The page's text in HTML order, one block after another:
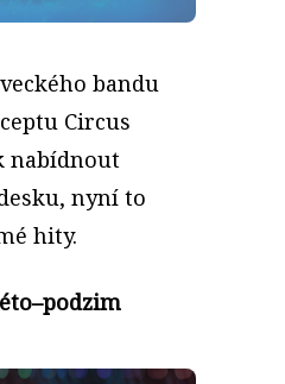
bandu
Circus
nabídnout
nyní to
hity.